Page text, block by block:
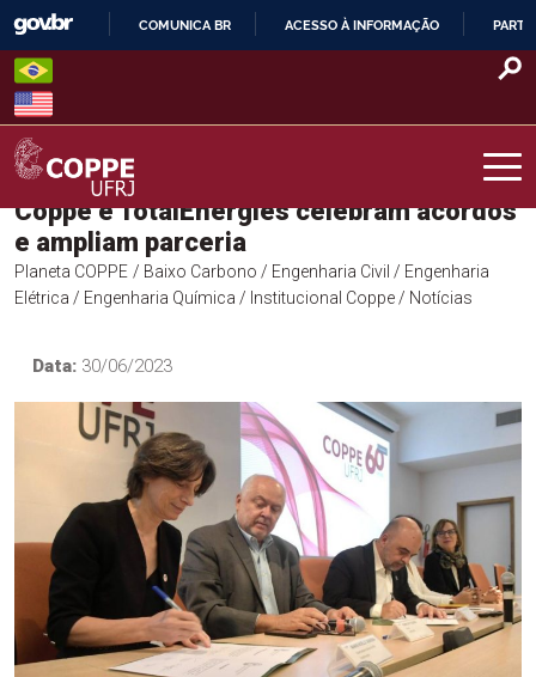
Skip
content
O
COMUNICA BR ACESSO À INFORMAÇÃO
COPPE – UFRJ
Coppe e TotalEnergies celebram acordos
e ampliam parceria
Planeta COPPE / Baixo Carbono / Engenharia Civil / Engenharia
Elétrica / Engenharia Química / Institucional Coppe / Notícias
Data: 30/06/2023